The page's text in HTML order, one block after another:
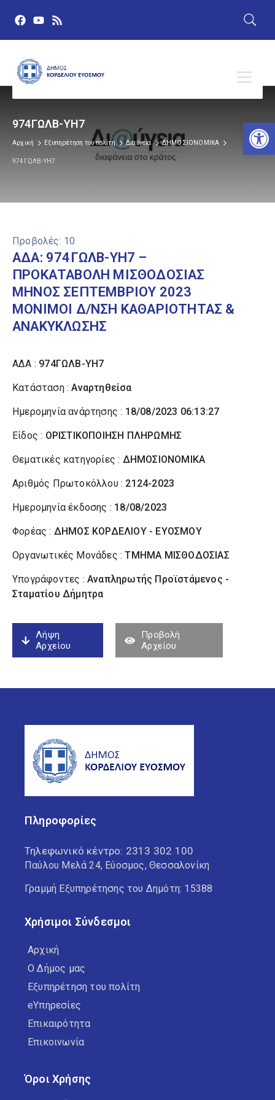
974ΓΩΛΒ-ΥΗ7
Αρχική Εξυπηρέτηση του πολίτη Διαύγεια ΔΗΜΟΣΙΟΝΟΜΙΚΑ
974ΓΩΛΒ-ΥΗ7
Προβολές: 10
ΑΔΑ: 974ΓΩΛΒ-ΥΗ7 –
ΠΡΟΚΑΤΑΒΟΛΗ ΜΙΣΘΟΔΟΣΙΑΣ
ΜΗΝΟΣ ΣΕΠΤΕΜΒΡΙΟΥ 2023
ΜΟΝΙΜΟΙ Δ/ΝΣΗ ΚΑΘΑΡΙΟΤΗΤΑΣ &
ΑΝΑΚΥΚΛΩΣΗΣ
ΑΔΑ : 974ΓΩΛΒ-ΥΗ7
Κατάσταση :Αναρτηθείσα
Ημερομηνία ανάρτησης : 18/08/2023 06:13:27
Είδος : ΟΡΙΣΤΙΚΟΠΟΙΗΣΗ ΠΛΗΡΩΜΗΣ
Θεματικές κατηγορίες : ΔΗΜΟΣΙΟΝΟΜΙΚΑ
Αριθμός Πρωτοκόλλου : 2124-2023
Ημερομηνία έκδοσης : 18/08/2023
Φορέας : ΔΗΜΟΣ ΚΟΡΔΕΛΙΟΥ - ΕΥΟΣΜΟΥ
Οργανωτικές Μονάδες :ΤΜΗΜΑ ΜΙΣΘΟΔΟΣΙΑΣ
Υπογράφοντες : Αναπληρωτής Προϊστάμενος -
Σταματίου Δήμητρα
Λήψη
Αρχείου
Προβολή
Αρχείου
Πληροφορίες
Τηλεφωνικό κέντρο: 2313 302 100
Παύλου Μελά 24, Εύοσμος, Θεσσαλονίκη
Γραμμή Εξυπηρέτησης του Δημότη: 15388
Χρήσιμοι Σύνδεσμοι
Αρχική
Ο Δήμος μας
Εξυπηρέτηση του πολίτη
eΥπηρεσίες
Επικαιρότητα
Επικοινωνία
Όροι Χρήσης